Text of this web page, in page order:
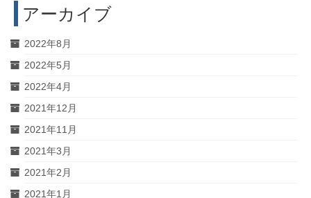
アーカイブ
2022年8月
2022年5月
2022年4月
2021年12月
2021年11月
2021年3月
2021年2月
2021年1月